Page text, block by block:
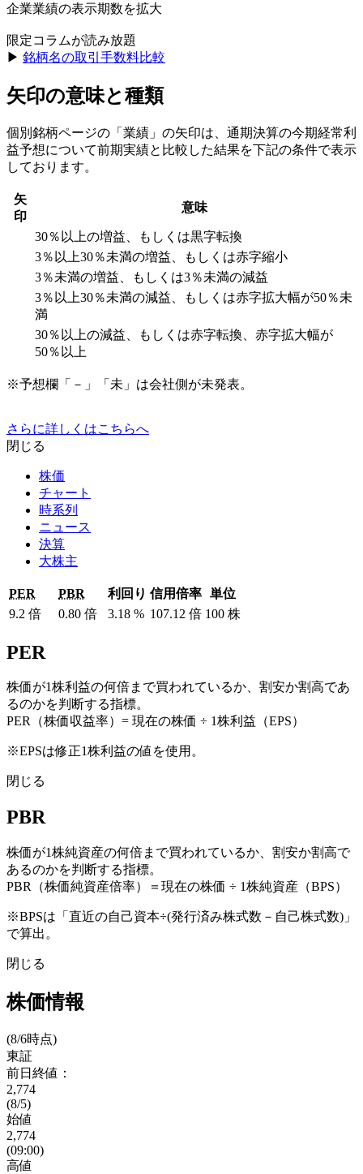
企業業績の表示期数を拡大
限定コラムが読み放題
▶︎ 銘柄名の取引手数料比較
矢印の意味と種類
個別銘柄ページの「業績」の矢印は、通期決算の今期経常利
益予想について前期実績と比較した結果を下記の条件で表示
しております。
矢
印
意味
30％以上の増益、もしくは黒字転換
3％以上30％未満の増益、もしくは赤字縮小
3％未満の増益、もしくは3％未満の減益
3％以上30％未満の減益、もしくは赤字拡大幅が50％未
満
30％以上の減益、もしくは赤字転換、赤字拡大幅が
50％以上
※予想欄「－」「未」は会社側が未発表。
さらに詳しくはこちらへ
閉じる
株価
チャート
時系列
ニュース
決算
大株主
PER PBR 利回り 信用倍率 単位
9.2 倍 0.80 倍 3.18 % 107.12 倍 100 株
PER
株価が1株利益の何倍まで買われているか、割安か割高であ
るのかを判断する指標。
PER（株価収益率）= 現在の株価 ÷ 1株利益（EPS）
※EPSは修正1株利益の値を使用。
閉じる
PBR
株価が1株純資産の何倍まで買われているか、割安か割高で
あるのかを判断する指標。
PBR（株価純資産倍率）＝現在の株価 ÷ 1株純資産（BPS）
※BPSは「直近の自己資本÷(発行済み株式数－自己株式数)」
で算出。
閉じる
株価情報
(8/6時点)
東証
前日終値：
2,774
(8/5)
始値
2,774
(09:00)
高値